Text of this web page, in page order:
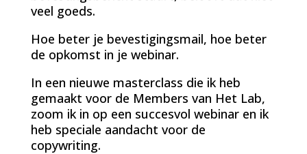
veel goeds.
Hoe beter je bevestigingsmail, hoe beter
de opkomst in je webinar.
In een nieuwe masterclass die ik heb
gemaakt voor de Members van Het Lab,
zoom ik in op een succesvol webinar en ik
heb speciale aandacht voor de
copywriting.